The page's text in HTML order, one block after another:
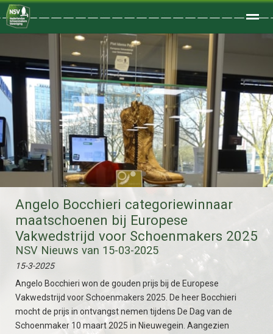
Home Zoeken Foto's
● ●
Angelo Bocchieri categoriewinnaar
maatschoenen bij Europese
Vakwedstrijd voor Schoenmakers 2025
NSV Nieuws van 15-03-2025
15-3-2025
Angelo Bocchieri won de gouden prijs bij de Europese
Vakwedstrijd voor Schoenmakers 2025. De heer Bocchieri
mocht de prijs in ontvangst nemen tijdens De Dag van de
Schoenmaker 10 maart 2025 in Nieuwegein. Aangezien